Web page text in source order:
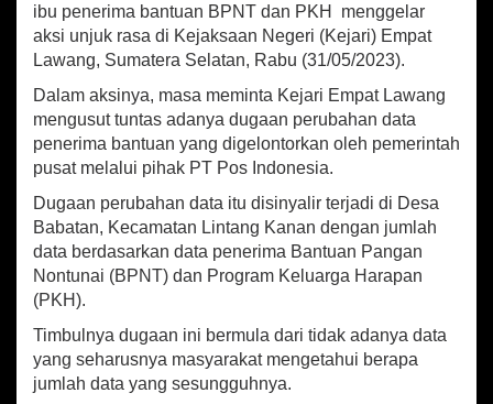
a
r
a
,
P
u
l
h
a
n
E
k
-
e
ibu penerima bantuan BPNT dan PKH menggelar
aksi unjuk rasa di Kejaksaan Negeri (Kejari) Empat
Lawang, Sumatera Selatan, Rabu (31/05/2023).
Dalam aksinya, masa meminta Kejari Empat Lawang
mengusut tuntas adanya dugaan perubahan data
penerima bantuan yang digelontorkan oleh pemerintah
pusat melalui pihak PT Pos Indonesia.
Dugaan perubahan data itu disinyalir terjadi di Desa
Babatan, Kecamatan Lintang Kanan dengan jumlah
data berdasarkan data penerima Bantuan Pangan
Nontunai (BPNT) dan Program Keluarga Harapan
(PKH).
Timbulnya dugaan ini bermula dari tidak adanya data
yang seharusnya masyarakat mengetahui berapa
jumlah data yang sesungguhnya.